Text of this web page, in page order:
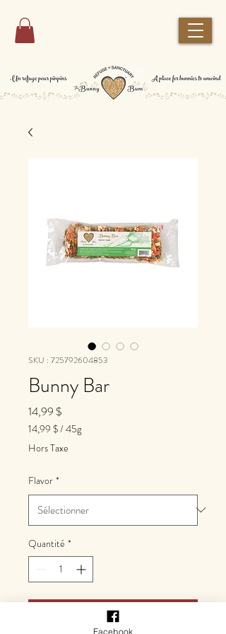
SKU : 725792604853
Bunny Bar
14,99 $
14,99 $/45g
14,99 $
pour
Grammes
Hors Taxe
Flavor *
Quantité *
Ajouter au panier
Facebook